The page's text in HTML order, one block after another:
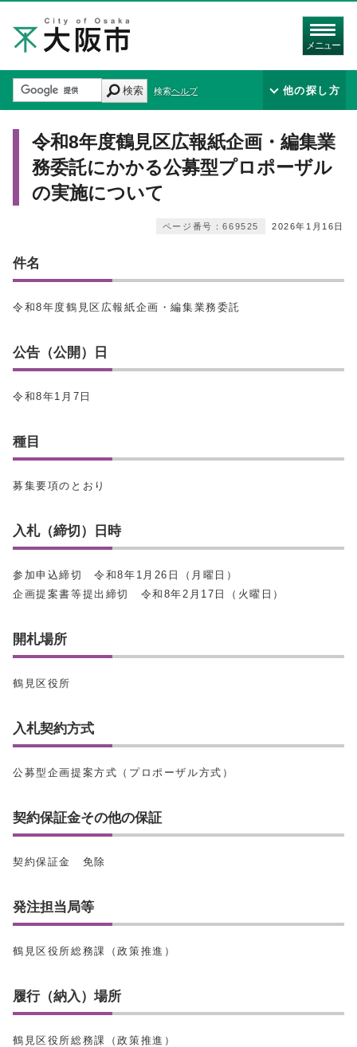
メニュー
検索 検索ヘルプ 他の探し方
令和8年度鶴見区広報紙企画・編集業
務委託にかかる公募型プロポーザル
の実施について
2026年1月16日
ページ番号：669525
件名
令和8年度鶴見区広報紙企画・編集業務委託
公告（公開）日
令和8年1月7日
種目
募集要項のとおり
入札（締切）日時
参加申込締切 令和8年1月26日（月曜日）
企画提案書等提出締切 令和8年2月17日（火曜日）
開札場所
鶴見区役所
入札契約方式
公募型企画提案方式（プロポーザル方式）
契約保証金その他の保証
契約保証金 免除
発注担当局等
鶴見区役所総務課（政策推進）
履行（納入）場所
鶴見区役所総務課（政策推進）